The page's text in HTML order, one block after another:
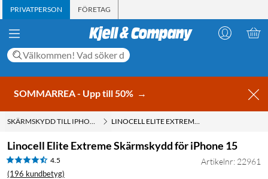
PRIVATPERSON FÖRETAG
SOMMARREA - Upp till 50% →
SKÄRMSKYDD TILL IPHONE 15 LINOCELL ELITE EXTREME SKÄRMSKYDD FÖR IPHONE 15
Linocell Elite Extreme Skärmskydd för iPhone 15
4.5
(196 kundbetyg)
Artikelnr: 22961